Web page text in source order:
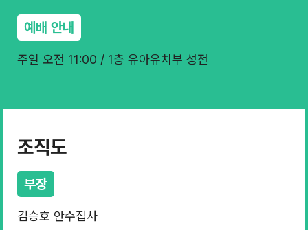
예배 안내
주일 오전 11:00 / 1층 유아유치부 성전
조직도
부장
김승호 안수집사